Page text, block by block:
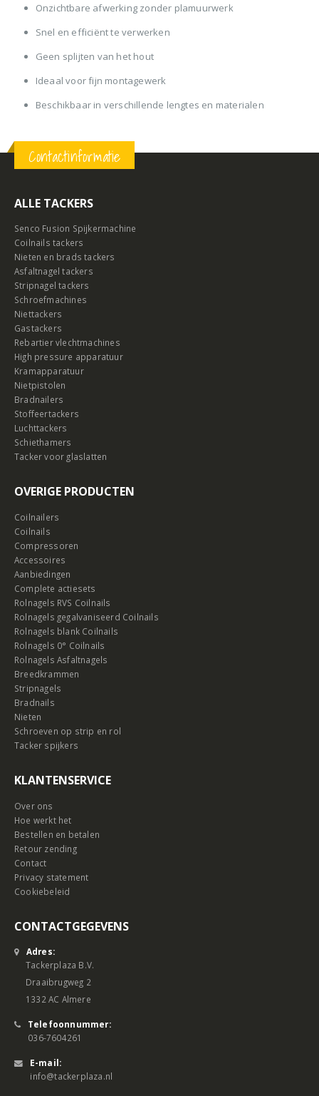
Onzichtbare afwerking zonder plamuurwerk
Snel en efficiënt te verwerken
Geen splijten van het hout
Ideaal voor fijn montagewerk
Beschikbaar in verschillende lengtes en materialen
Contactinformatie
ALLE TACKERS
Senco Fusion Spijkermachine
Coilnails tackers
Nieten en brads tackers
Asfaltnagel tackers
Stripnagel tackers
Schroefmachines
Niettackers
Gastackers
Rebartier vlechtmachines
High pressure apparatuur
Kramapparatuur
Nietpistolen
Bradnailers
Stoffeertackers
Luchttackers
Schiethamers
Tacker voor glaslatten
OVERIGE PRODUCTEN
Coilnailers
Coilnails
Compressoren
Accessoires
Aanbiedingen
Complete actiesets
Rolnagels RVS Coilnails
Rolnagels gegalvaniseerd Coilnails
Rolnagels blank Coilnails
Rolnagels 0° Coilnails
Rolnagels Asfaltnagels
Breedkrammen
Stripnagels
Bradnails
Nieten
Schroeven op strip en rol
Tacker spijkers
KLANTENSERVICE
Over ons
Hoe werkt het
Bestellen en betalen
Retour zending
Contact
Privacy statement
Cookiebeleid
CONTACTGEGEVENS
Adres:
Tackerplaza B.V.
Draaibrugweg 2
1332 AC Almere
Telefoonnummer:
036-7604261
E-mail:
info@tackerplaza.nl